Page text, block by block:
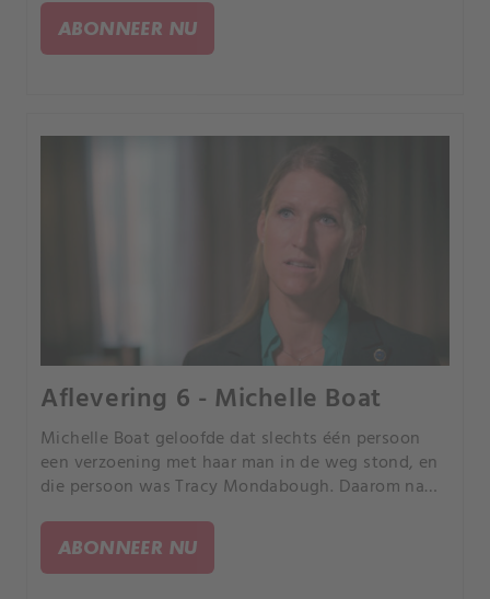
beëindigen.
ABONNEER NU
Aflevering 6 - Michelle Boat
Michelle Boat geloofde dat slechts één persoon
een verzoening met haar man in de weg stond, en
die persoon was Tracy Mondabough. Daarom nam
ABONNEER NU